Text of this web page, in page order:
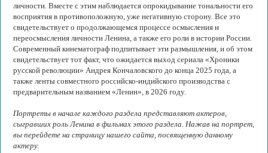
личности. Вместе с этим наблюдается опрокидывание тональности его
восприятия в противоположную, уже негативную сторону. Все это
свидетельствует о продолжающемся процессе осмысления и
переосмысления личности Ленина, а также его роли в истории России.
Современный кинематограф подпитывает эти размышления, и об этом
свидетельствует тот факт, что ожидается выход сериала «Хроники
русской революции» Андрея Кончаловского до конца 2025 года, а
также ленты совместного российско-индийского производства с
предварительным названием «Ленин», в 2026 году.
Портреты в начале каждого раздела представляют актеров,
сыгравших роль Ленина в фильмах этого раздела. Нажав на портрет,
вы перейдете на страницу нашего сайта, посвященную данному
актеру.